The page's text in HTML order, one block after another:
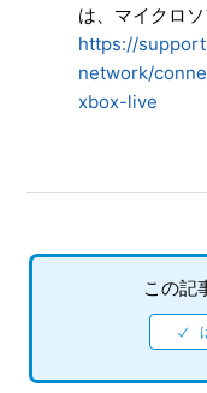
【Xbox Series X|S/
プレイ動画やゲーム
してもいいですか
ゲームが難しいので
クリアデータのデー
は、マイクロ
https://
network/
xbox-live
この記